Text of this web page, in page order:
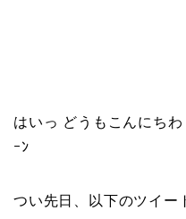
はいっ どうもこんにち
ｰﾝ
つい先日、以下のツイー